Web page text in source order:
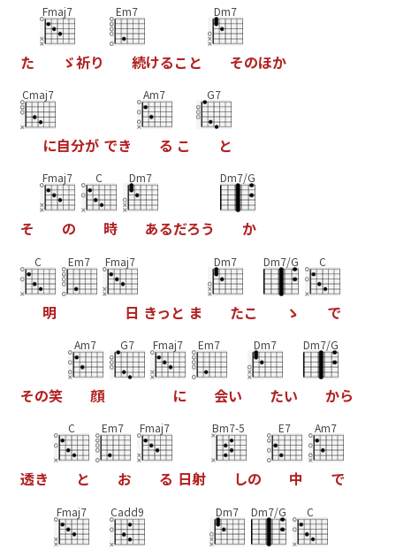
た
Fmaj7
ゞ祈り
Em7
続けるこ と
Dm7
そのほか
Cmaj7
に自分が でき
Am7
る こ
G7
と
そ
Fmaj7
の
C
時
Dm7
あるだろう
Dm7/G
か
C
明
Em7 Fmaj7
日 きっ と ま
Dm7
たこ
Dm7/G
ゝ
C
で
その笑
Am7
顔
G7 Fmaj7
に
Em7
会い
Dm7
たい
Dm7/G
から
透き
C
と
Em7
お
Fmaj7
る 日射
Bm7-5
しの
E7
中
Am7
で
Fmaj7 Cadd9 Dm7 Dm7/G C